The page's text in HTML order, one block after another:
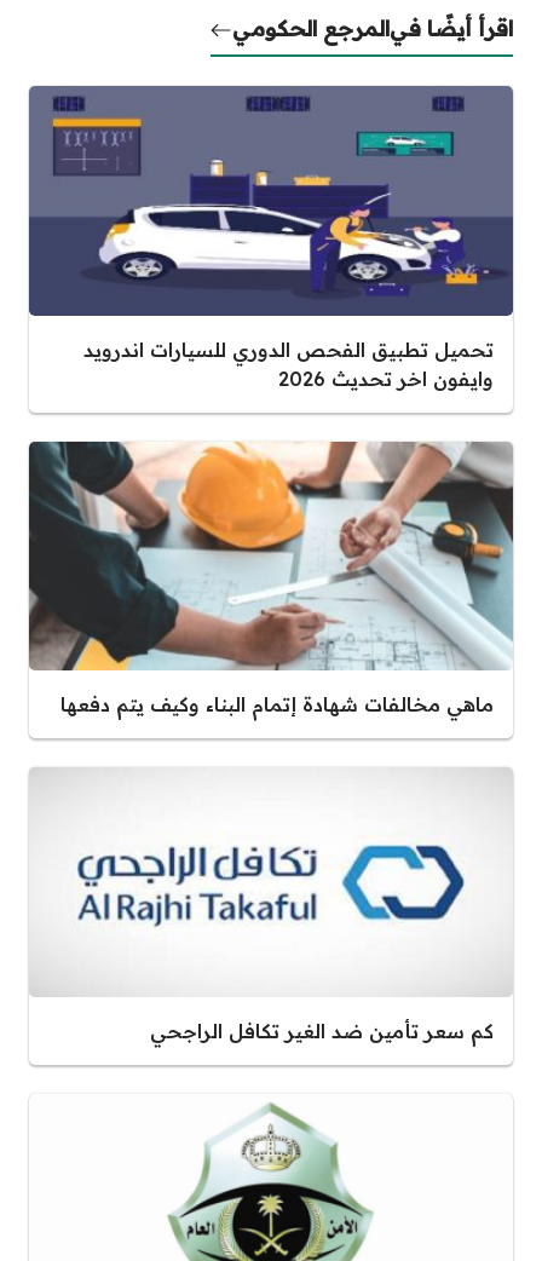
اقرأ أيضًا فيالمرجع الحكومي
تحميل تطبيق الفحص الدوري للسيارات اندرويد
وايفون اخر تحديث 2026
ماهي مخالفات شهادة إتمام البناء وكيف يتم دفعها
كم سعر تأمين ضد الغير تكافل الراجحي